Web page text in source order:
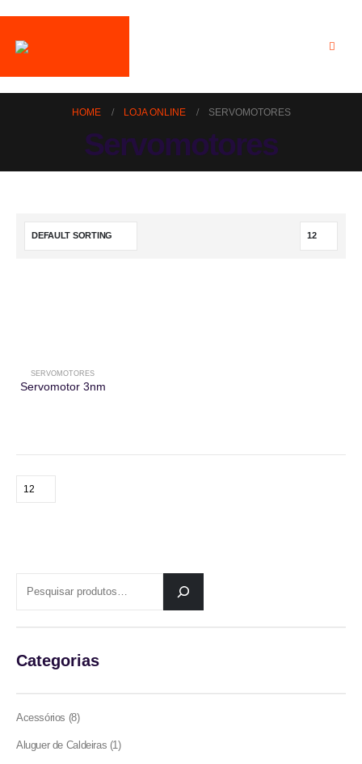
HOME LOJA ONLINE SERVOMOTORES
Servomotores
SERVOMOTORES
Servomotor 3nm
Categorias
Acessórios 88
Aluguer de Caldeiras 11